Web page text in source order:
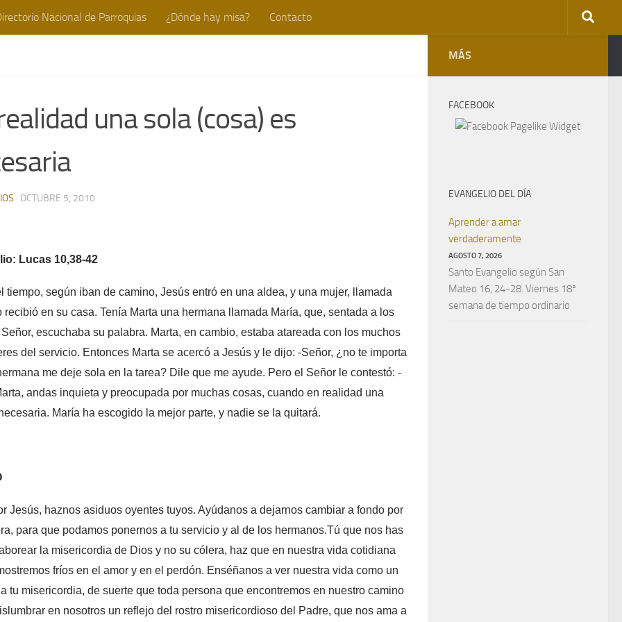
Nacional de Parroquias ¿Dónde hay misa? Contacto
una sola (cosa) es
· OCTUBRE 5, 2010
Lucas 10,38-42
tiempo, según iban de camino, Jesús entró en una aldea, y una mujer, llamada
recibió en su casa. Tenía Marta una hermana llamada María, que, sentada a los
escuchaba su palabra. Marta, en cambio, estaba atareada con los muchos
del servicio. Entonces Marta se acercó a Jesús y le dijo: -Señor, ¿no te importa
me deje sola en la tarea? Dile que me ayude. Pero el Señor le contestó: -
andas inquieta y preocupada por muchas cosas, cuando en realidad una
María ha escogido la mejor parte, y nadie se la quitará.
Jesús, haznos asiduos oyentes tuyos. Ayúdanos a dejarnos cambiar a fondo por
para que podamos ponernos a tu servicio y al de los hermanos.Tú que nos has
la misericordia de Dios y no su cólera, haz que en nuestra vida cotidiana
fríos en el amor y en el perdón. Enséñanos a ver nuestra vida como un
tu misericordia, de suerte que toda persona que encontremos en nuestro camino
en nosotros un reflejo del rostro misericordioso del Padre, que nos ama a
MÁS
FACEBOOK
EVANGELIO DEL DÍA
Aprender a amar
verdaderamente
AGOSTO 7, 2026
Santo Evangelio según San
Mateo 16, 24-28. Viernes 18ª
semana de tiempo ordinario